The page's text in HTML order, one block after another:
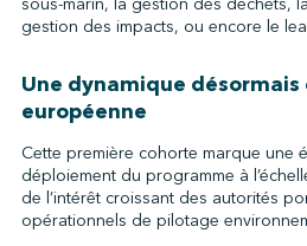
gestion des impacts, ou encore le
Une dynamique désormais
européenne
Cette première cohorte marque une
déploiement du programme à
de l’intérêt croissant des autorités
opérationnels de pilotage